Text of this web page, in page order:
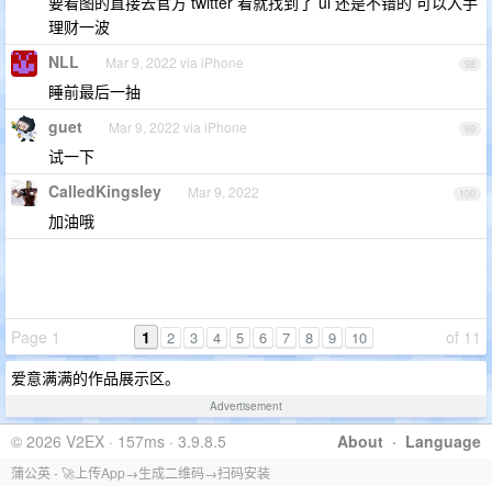
理财一波
98
NLL Mar 9, 2022 via iPhone
睡前最后一抽
99
guet Mar 9, 2022 via iPhone
试一下
100
CalledKingsley Mar 9, 2022
加油哦
Page 1 of 11
1 2 3 4 5 6 7 8 9 10
爱意满满的作品展示区。
Advertisement
About · Language
© 2026 V2EX · 157ms · 3.9.8.5
蒲公英 - 🚀上传App→生成二维码→扫码安装